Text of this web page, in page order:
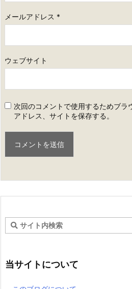
メールアドレス *
ウェブサイト
次回のコメントで使用するためブラ
アドレス、サイトを保存する。
当サイトについて